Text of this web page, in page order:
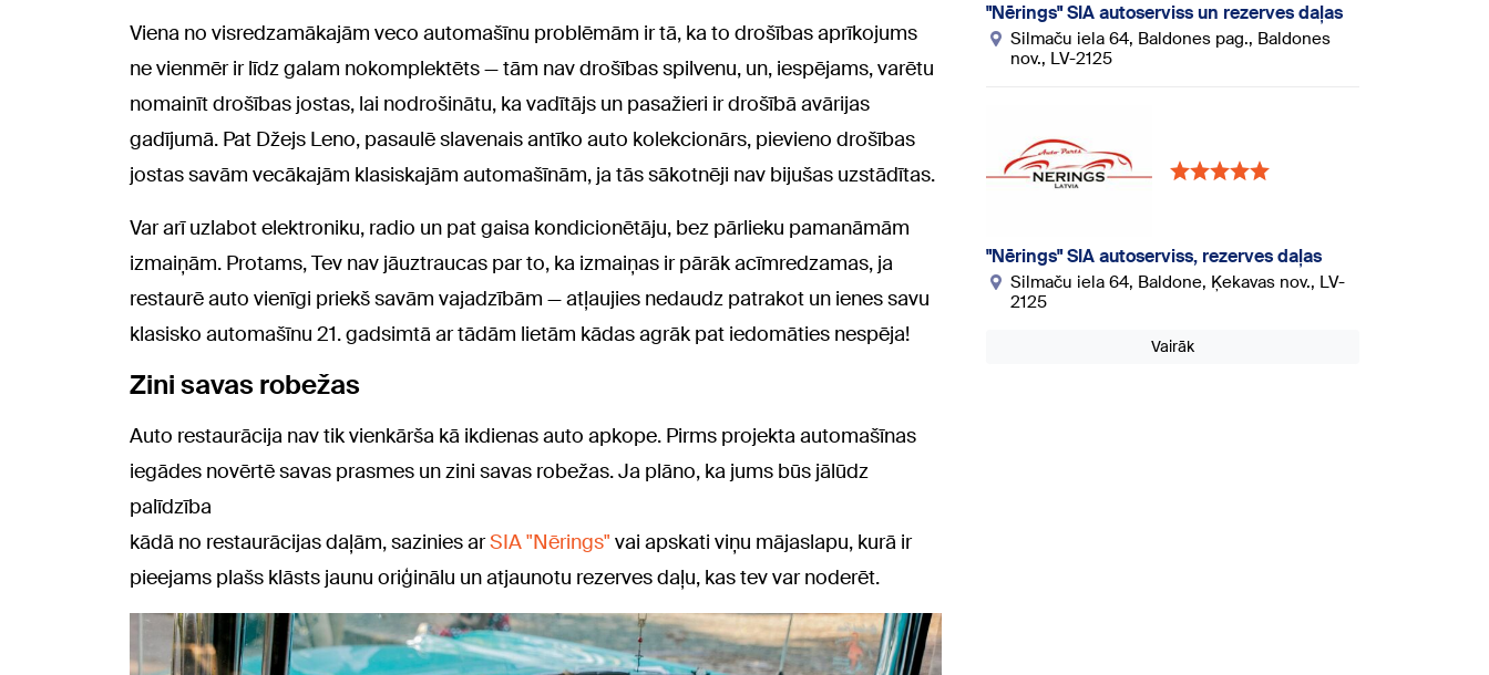
Viena no visredzamākajām veco automašīnu problēmām ir tā, ka to drošības aprīkojums
ne vienmēr ir līdz galam nokomplektēts — tām nav drošības spilvenu, un, iespējams, varētu
nomainīt drošības jostas, lai nodrošinātu, ka vadītājs un pasažieri ir drošībā avārijas
gadījumā. Pat Džejs Leno, pasaulē slavenais antīko auto kolekcionārs, pievieno drošības
jostas savām vecākajām klasiskajām automašīnām, ja tās sākotnēji nav bijušas uzstādītas.
Var arī uzlabot elektroniku, radio un pat gaisa kondicionētāju, bez pārlieku pamanāmām
izmaiņām. Protams, Tev nav jāuztraucas par to, ka izmaiņas ir pārāk acīmredzamas, ja
restaurē auto vienīgi priekš savām vajadzībām — atļaujies nedaudz patrakot un ienes savu
klasisko automašīnu 21. gadsimtā ar tādām lietām kādas agrāk pat iedomāties nespēja!
Zini savas robežas
Auto restaurācija nav tik vienkārša kā ikdienas auto apkope. Pirms projekta automašīnas
iegādes novērtē savas prasmes un zini savas robežas. Ja plāno, ka jums būs jālūdz
palīdzība
kādā no restaurācijas daļām, sazinies arSIA "Nērings" vai apskati viņu mājaslapu, kurā ir
pieejams plašs klāsts jaunu oriģinālu un atjaunotu rezerves daļu, kas tev var noderēt.
"Nērings" SIA autoserviss un rezerves daļas
Silmaču iela 64, Baldones pag., Baldones
nov., LV-2125
"Nērings" SIA autoserviss, rezerves daļas
Silmaču iela 64, Baldone, Ķekavas nov., LV-
2125
Vairāk